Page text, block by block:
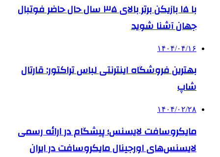
با ۱۵ بازیکن برتر بالای ۳۵ سال حال حاضر فوتبال
جهان آشنا شوید
۱۴۰۴/۰۴/۱۶
بهترین فروشگاه اینترنتی لباس تراکتور: قارتال
شاپ
۱۴۰۴/۰۲/۲۸
مایکروسافت لایسنس؛ پیشگام در ارائه رسمی
لایسنس‌های اورجینال مایکروسافت در ایران